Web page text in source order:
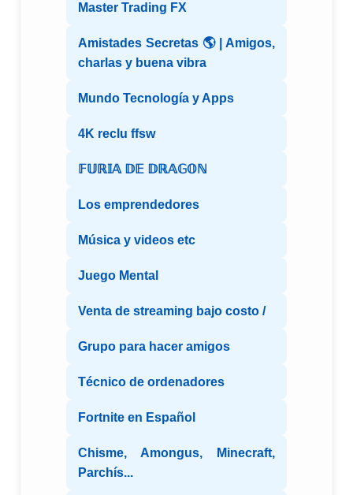
Master Trading FX
Amistades Secretas 🌎 | Amigos,
charlas y buena vibra
Mundo Tecnología y Apps
4K reclu ffsw
𝔽𝕌ℝ𝕀𝔸 𝔻𝔼 𝔻ℝ𝔸𝔾𝕆ℕ
Los emprendedores
Música y videos etc
Juego Mental
Venta de streaming bajo costo /
Grupo para hacer amigos
Técnico de ordenadores
Fortnite en Español
Chisme, Amongus, Minecraft,
Parchís...